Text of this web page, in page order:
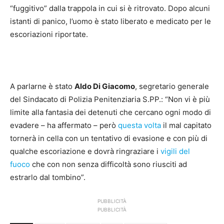
“fuggitivo” dalla trappola in cui si è ritrovato. Dopo alcuni
istanti di panico, l’uomo è stato liberato e medicato per le
escoriazioni riportate.
A parlarne è stato Aldo Di Giacomo, segretario generale
del Sindacato di Polizia Penitenziaria S.PP.: “Non vi è più
limite alla fantasia dei detenuti che cercano ogni modo di
evadere – ha affermato – però questa volta il mal capitato
tornerà in cella con un tentativo di evasione e con più di
qualche escoriazione e dovrà ringraziare i vigili del
fuoco che con non senza difficoltà sono riusciti ad
estrarlo dal tombino”.
PUBBLICITÀ
PUBBLICITÀ